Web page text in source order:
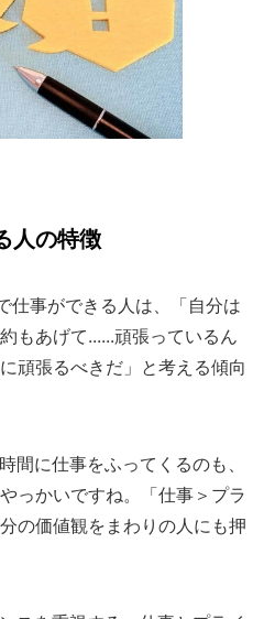
人の特徴
事ができる人は、「自分は
もあげて......頑張っているん
頑張るべきだ」と考える傾向
に仕事をふってくるのも、
っかいですね。「仕事＞プラ
の価値観をまわりの人にも押